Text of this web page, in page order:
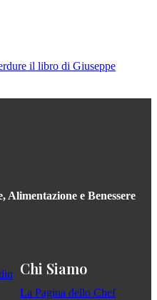
Alimentazione e Benessere
Chi Siamo
La Pagina dello Chef